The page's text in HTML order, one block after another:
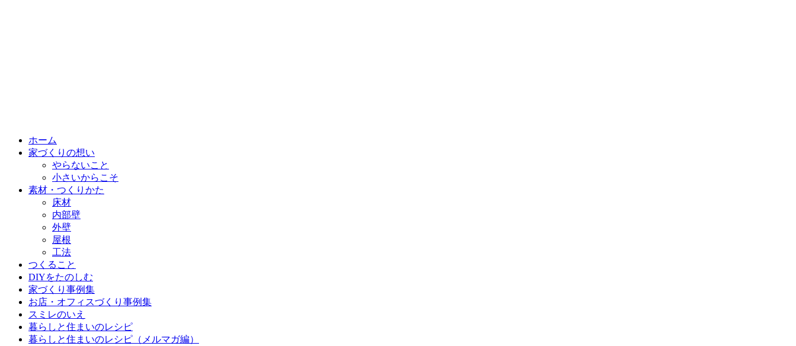
ホーム
家づくりの想い
やらないこと
小さいからこそ
素材・つくりかた
床材
内部壁
外壁
屋根
工法
つくること
DIYをたのしむ
家づくり事例集
お店・オフィスづくり事例集
スミレのいえ
暮らしと住まいのレシピ
暮らしと住まいのレシピ（メルマガ編）